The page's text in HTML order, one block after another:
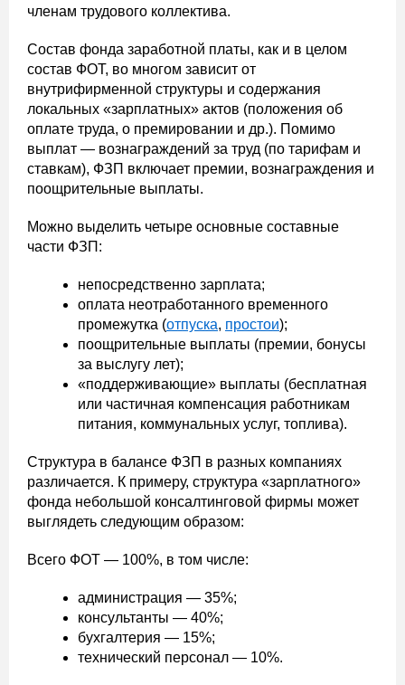
членам трудового коллектива.
Состав фонда заработной платы, как и в целом
состав ФОТ, во многом зависит от
внутрифирменной структуры и содержания
локальных «зарплатных» актов (положения об
оплате труда, о премировании и др.). Помимо
выплат — вознаграждений за труд (по тарифам и
ставкам), ФЗП включает премии, вознаграждения и
поощрительные выплаты.
Можно выделить четыре основные составные
части ФЗП:
непосредственно зарплата;
оплата неотработанного временного
промежутка (отпуска, простои);
поощрительные выплаты (премии, бонусы
за выслугу лет);
«поддерживающие» выплаты (бесплатная
или частичная компенсация работникам
питания, коммунальных услуг, топлива).
Структура в балансе ФЗП в разных компаниях
различается. К примеру, структура «зарплатного»
фонда небольшой консалтинговой фирмы может
выглядеть следующим образом:
Всего ФОТ — 100%, в том числе:
администрация — 35%;
консультанты — 40%;
бухгалтерия — 15%;
технический персонал — 10%.